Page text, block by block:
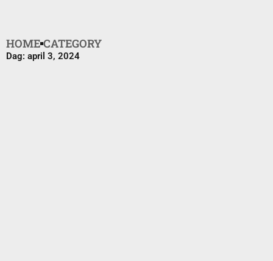
HOME CATEGORY
Dag: april 3, 2024